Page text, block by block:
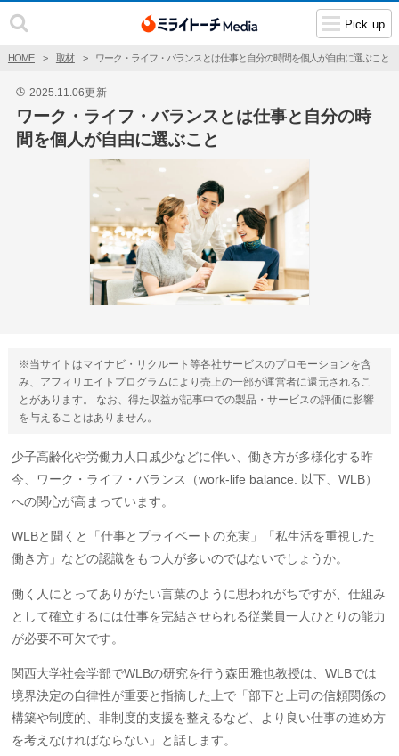
Pick up
🕒 2025.11.06更新
ワーク・ライフ・バランスとは仕事と自分の時
間を個人が自由に選ぶこと
※当サイトはマイナビ・リクルート等各社サービスのプロモーションを含
み、アフィリエイトプログラムにより売上の一部が運営者に還元されるこ
とがあります。 なお、得た収益が記事中での製品・サービスの評価に影響
を与えることはありません。
少子高齢化や労働力人口戚少などに伴い、働き方が多様化する昨
今、ワーク・ライフ・バランス（work-life balance. 以下、WLB）
への関心が高まっています。
WLBと聞くと「仕事とプライベートの充実」「私生活を重視した
働き方」などの認識をもつ人が多いのではないでしょうか。
働く人にとってありがたい言葉のように思われがちですが、仕組み
として確立するには仕事を完結させられる従業員一人ひとりの能力
が必要不可欠です。
関西大学社会学部でWLBの研究を行う森田雅也教授は、WLBでは
境界決定の自律性が重要と指摘した上で「部下と上司の信頼関係の
構築や制度的、非制度的支援を整えるなど、より良い仕事の進め方
を考えなければならない」と話します。
HOME 取材 ワーク・ライフ・バランスとは仕事と自分の時間を個人が自由に選ぶこと